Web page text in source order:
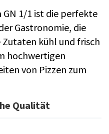
GN 1/1 ist die perfekte
Gastronomie, die
kühl und frisch
hochwertigen
von Pizzen zum
Qualität